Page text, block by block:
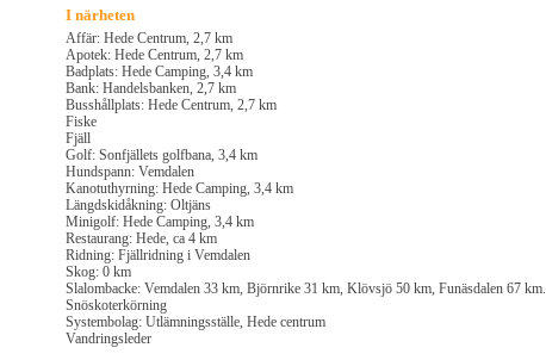
I närheten
Affär: Hede Centrum, 2,7 km
Apotek: Hede Centrum, 2,7 km
Badplats: Hede Camping, 3,4 km
Bank: Handelsbanken, 2,7 km
Busshållplats: Hede Centrum, 2,7 km
Fiske
Fjäll
Golf: Sonfjällets golfbana, 3,4 km
Hundspann: Vemdalen
Kanotuthyrning: Hede Camping, 3,4 km
Längdskidåkning: Oltjäns
Minigolf: Hede Camping, 3,4 km
Restaurang: Hede, ca 4 km
Ridning: Fjällridning i Vemdalen
Skog: 0 km
Slalombacke: Vemdalen 33 km, Björnrike 31 km, Klövsjö 50 km, Funäsdalen 67 km.
Snöskoterkörning
Systembolag: Utlämningsställe, Hede centrum
Vandringsleder